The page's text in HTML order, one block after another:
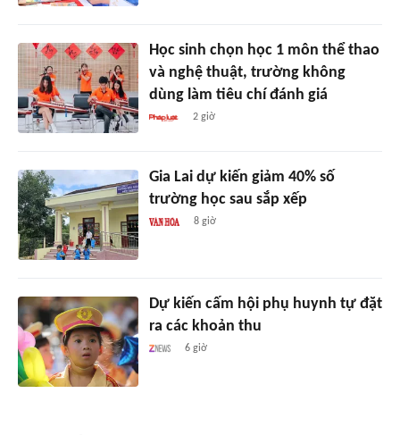
Học sinh chọn học 1 môn thể thao
và nghệ thuật, trường không
dùng làm tiêu chí đánh giá
2 giờ
Gia Lai dự kiến giảm 40% số
trường học sau sắp xếp
8 giờ
Dự kiến cấm hội phụ huynh tự đặt
ra các khoản thu
6 giờ